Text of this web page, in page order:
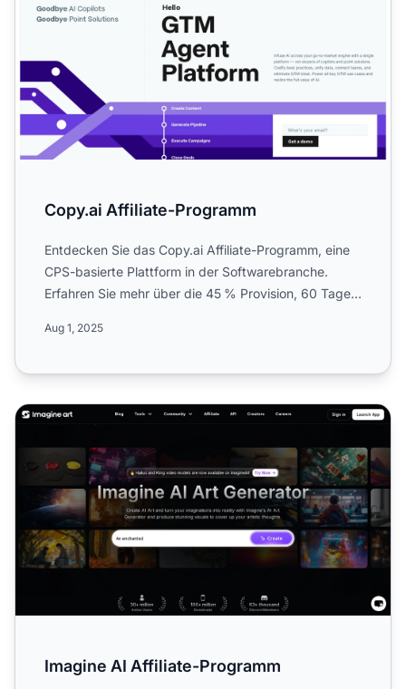
Copy.ai Affiliate-Programm
Entdecken Sie das Copy.ai Affiliate-Programm, eine
CPS-basierte Plattform in der Softwarebranche.
Erfahren Sie mehr über die 45 % Provision, 60 Tage
Aug 1, 2025
Imagine AI Affiliate-Programm
Imagine AI Affiliate-Programm